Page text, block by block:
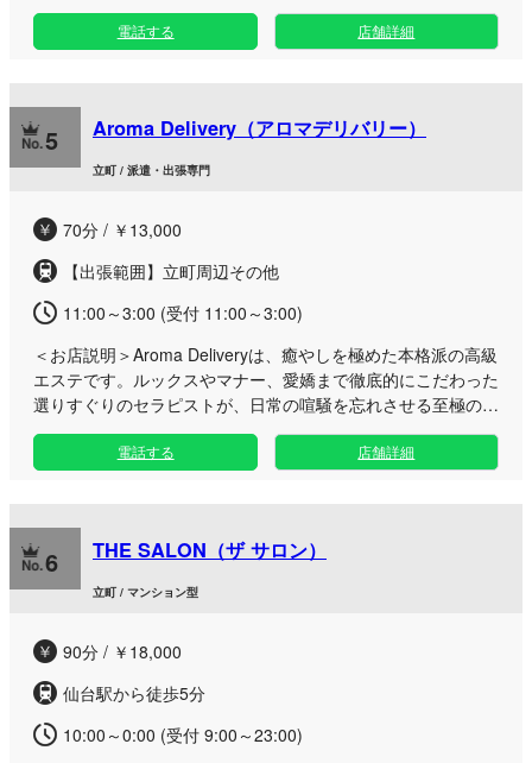
しく癒やす至福の時間をお届けします。 仙台cityに構えるル
ームは、日常の喧騒を忘れて寛げる非日常のプライベート空間
となっております。 日々の疲れを癒やしたい殿方様に向け
なマッサージを施し、身体の疲れだけでなく心まで深く解きほ
ぐします。 お仕事帰りのリフレッシュや休日の贅沢なひとと
きなど、お好きな時間帯にいつでも極上の悦びと癒やしをお愉
しみいただけます。上質な空間と洗練されたおもてなしを、ぜ
電話する 店舗詳細
5 Aroma Delivery（アロマデリバリー）
立町 / 派遣・出張専門
70分 / ￥13,000
【出張範囲】立町周辺その他
11:00～3:00 (受付 11:00～3:00)
＜お店説明＞Aroma Deliveryは、癒やしを極めた本格派の高級
エステです。ルックスやマナー、愛嬌まで徹底的にこだわった
選りすぐりのセラピストが、日常の喧騒を忘れさせる至極のひ
とときをお届けいたします。 日々の忙しさから離れて贅沢に
癒やされたい大人の方に向けて、独自のオリジナルマッサージ
わえない特別なプライベート空間をご用意しており、お仕事帰
りの遅い時間や、休日のリラックスタイムなど、ライフスタイ
ルに合わせていつでも贅沢なひとときをお過ごしいただけま
す。洗練された美と技術が織りなす、極上の空間をどうぞ心ゆ
電話する 店舗詳細
6 THE SALON（ザ サロン）
立町 / マンション型
90分 / ￥18,000
仙台駅から徒歩5分
10:00～0:00 (受付 9:00～23:00)